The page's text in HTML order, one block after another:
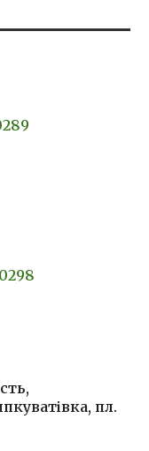
уватівка, пл.